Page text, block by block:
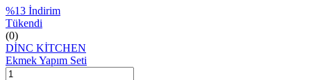
%13 İndirim
Tükendi
(0)
DİNC KİTCHEN
Ekmek Yapım Seti